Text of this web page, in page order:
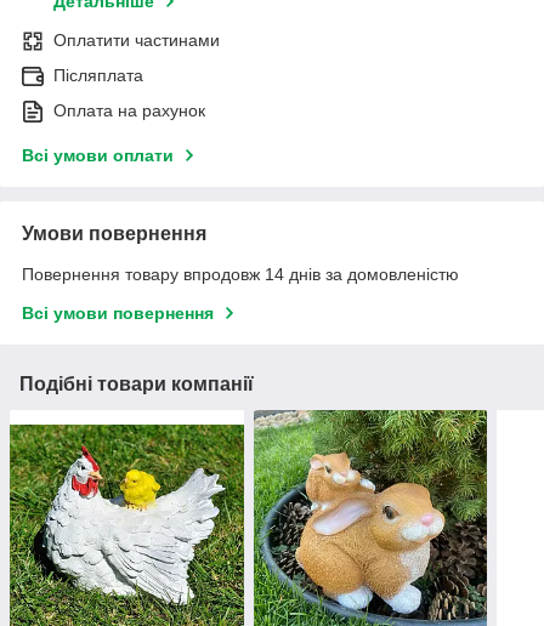
Оплатити частинами
Післяплата
Оплата на рахунок
Всі умови оплати
Умови повернення
Повернення товару впродовж 14 днів за домовленістю
Всі умови повернення
Подібні товари компанії